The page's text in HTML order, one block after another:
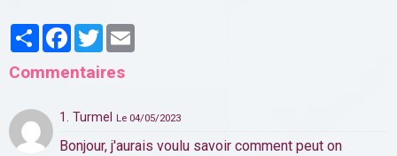
PartagerFacebook
Twitter
Commentaires
1. Turmel Le 04/05/2023
Bonjour, j'aurais voulu savoir comment peut on